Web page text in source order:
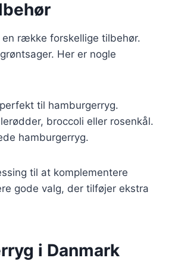
række forskellige tilbehør.
Her er nogle
til hamburgerryg.
broccoli eller rosenkål.
hamburgerryg.
til at komplementere
gode valg, der tilføjer ekstra
i Danmark